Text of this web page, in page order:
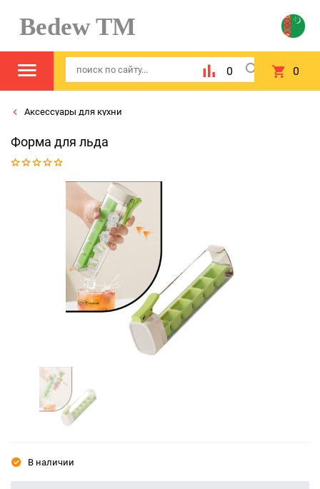
Bedew TM
0 0
Аксессуары для кухни
Форма для льда
В наличии